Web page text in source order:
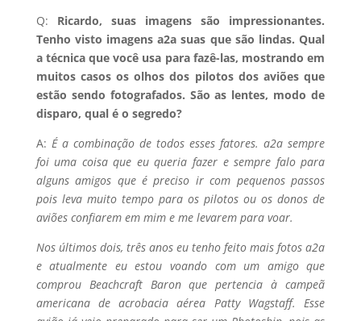
Q: Ricardo, suas imagens são impressionantes.
Tenho visto imagens a2a suas que são lindas. Qual
a técnica que você usa para fazê-las, mostrando em
muitos casos os olhos dos pilotos dos aviões que
estão sendo fotografados. São as lentes, modo de
disparo, qual é o segredo?
A: É a combinação de todos esses fatores. a2a sempre
foi uma coisa que eu queria fazer e sempre falo para
alguns amigos que é preciso ir com pequenos passos
pois leva muito tempo para os pilotos ou os donos de
aviões confiarem em mim e me levarem para voar.
Nos últimos dois, três anos eu tenho feito mais fotos a2a
e atualmente eu estou voando com um amigo que
comprou Beachcraft Baron que pertencia à campeã
americana de acrobacia aérea Patty Wagstaff. Esse